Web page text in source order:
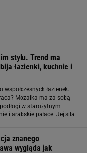
stylu. Trend ma
łazienki, kuchnie i
współczesnych łazienek.
Mozaika ma za sobą
w starożytnym
i arabskie pałace. Jej siła
znanego
wygląda jak